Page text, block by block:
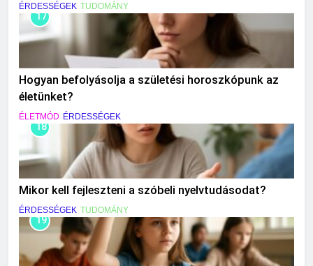
ÉRDESSÉGEK TUDOMÁNY
17
Hogyan befolyásolja a születési horoszkópunk az
életünket?
ÉLETMÓD ÉRDESSÉGEK
18
Mikor kell fejleszteni a szóbeli nyelvtudásodat?
ÉRDESSÉGEK TUDOMÁNY
19